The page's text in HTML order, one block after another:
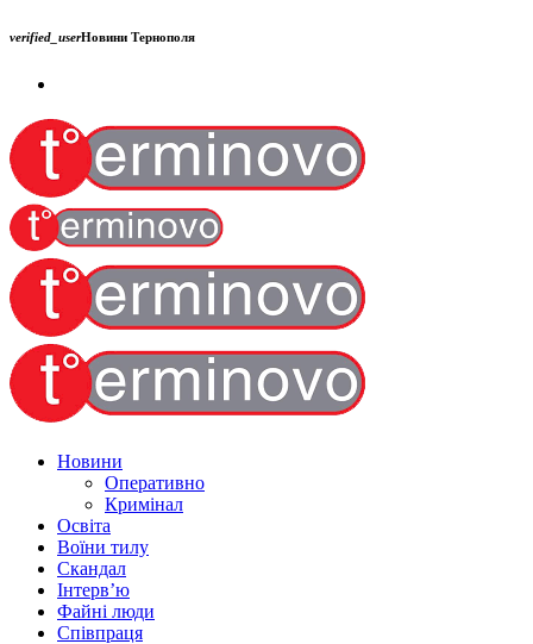
verified_userНовини Тернополя
Новини
Оперативно
Кримінал
Освіта
Воїни тилу
Скандал
Інтерв’ю
Файні люди
Співпраця